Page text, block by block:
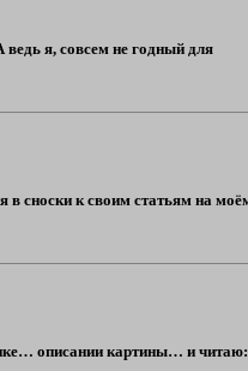
я, совсем не годный для
в сноски к своим статьям на
описании картины… и читаю: